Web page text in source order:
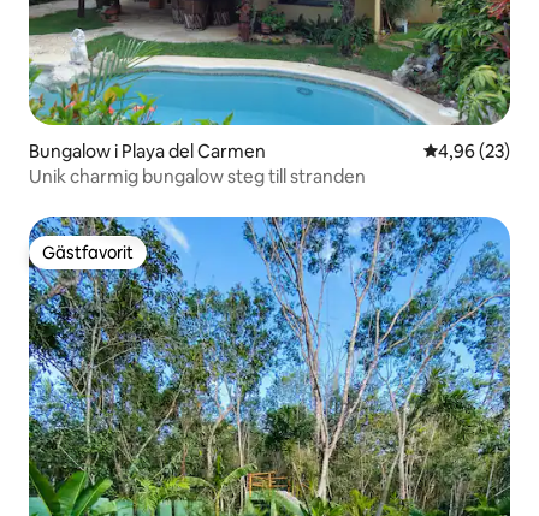
Bungalow i Playa del Carmen 4,96 av 5 i
4,96 (23)
Unik charmig bungalow steg till stranden
Gästfavorit
Gästfavorit